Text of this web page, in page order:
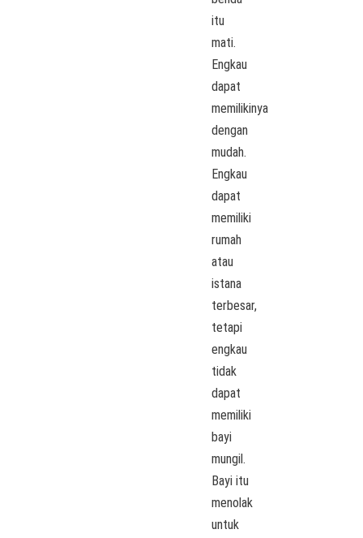
itu
mati.
Engkau
dapat
memilikinya
dengan
mudah.
Engkau
dapat
memiliki
rumah
atau
istana
terbesar,
tetapi
engkau
tidak
dapat
memiliki
bayi
mungil.
Bayi itu
menolak
untuk